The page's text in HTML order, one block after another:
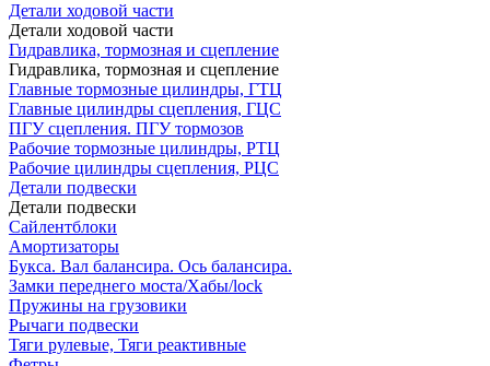
Детали ходовой части
Детали ходовой части
Гидравлика, тормозная и сцепление
Гидравлика, тормозная и сцепление
Главные тормозные цилиндры, ГТЦ
Главные цилиндры сцепления, ГЦС
ПГУ сцепления. ПГУ тормозов
Рабочие тормозные цилиндры, РТЦ
Рабочие цилиндры сцепления, РЦС
Детали подвески
Детали подвески
Cайлентблоки
Амортизаторы
Букса. Вал балансира. Ось балансира.
Замки переднего моста/Хабы/lock
Пружины на грузовики
Рычаги подвески
Тяги рулевые, Тяги реактивные